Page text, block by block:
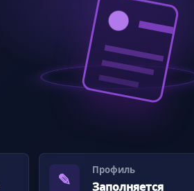
✎ Профиль
Заполняется